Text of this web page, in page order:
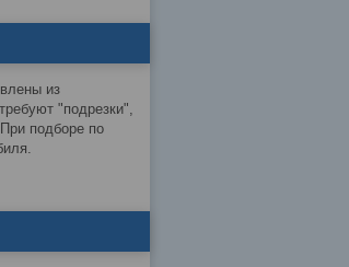
из
"подрезки",
подборе по